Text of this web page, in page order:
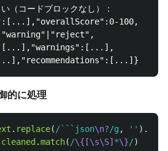
（コードブロックなし）：
100,
的に処理
. replace( /```json\n?/g , '' ).
cleaned .match( /\{[\s\S] *\}/)